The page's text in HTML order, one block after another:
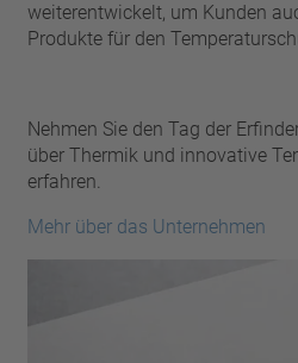
CSA
CQC
Filter schließen
weiterentwickelt, um Kunden
Produkte für den
Nehmen Sie den Tag der
über Thermik und innovative
erfahren.
Mehr über das Unternehmen